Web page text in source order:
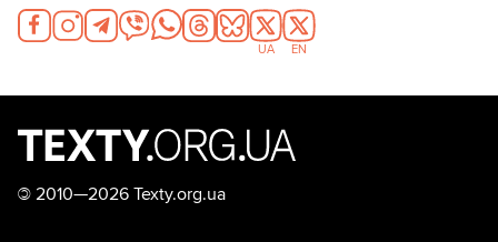
UA EN
© 2010—2026 Texty.org.ua